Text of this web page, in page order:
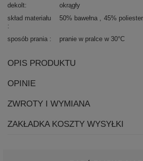
dekolt
okrągły
skład materiału
50% bawełna 45% poliester
sposób prania pranie w pralce w 30°C
OPIS PRODUKTU
OPINIE
ZWROTY I WYMIANA
ZAKŁADKA KOSZTY WYSYŁKI